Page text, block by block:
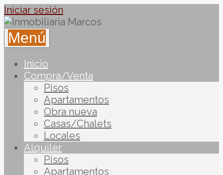
Iniciar sesión
Menú
Inicio
Compra/Venta
Pisos
Apartamentos
Obra nueva
Casas/Chalets
Locales
Alquiler
Pisos
Apartamentos